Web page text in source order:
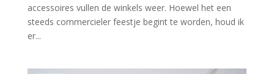
accessoires vullen de winkels weer. Hoewel het een
steeds commercieler feestje begint te worden, houd ik
er...